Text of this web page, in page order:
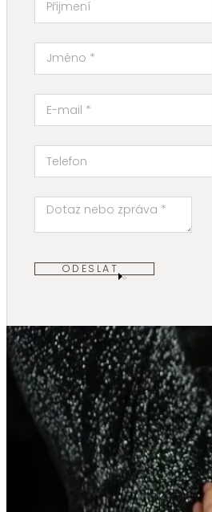
ODESLAT